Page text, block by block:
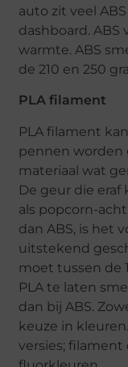
auto zit veel
dashboard.
warmte. ABS
de 210 en 250
PLA filament
PLA filament
pennen worden
materiaal wat
De geur die
als popcorn-
dan ABS, is het
uitstekend
moet tussen de
PLA te laten
dan bij ABS.
keuze in
versies;